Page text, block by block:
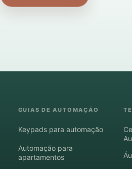
GUIAS DE AUTOMAÇÃO
Keypads para automação
Automação para
apartamentos